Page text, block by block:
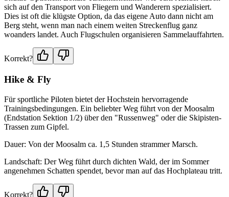
sich auf den Transport von Fliegern und Wanderern spezialisiert.
Dies ist oft die klügste Option, da das eigene Auto dann nicht am
Berg steht, wenn man nach einem weiten Streckenflug ganz
woanders landet. Auch Flugschulen organisieren Sammelauffahrten.
Korrekt?
Hike & Fly
Für sportliche Piloten bietet der Hochstein hervorragende
Trainingsbedingungen. Ein beliebter Weg führt von der Moosalm
(Endstation Sektion 1/2) über den "Russenweg" oder die Skipisten-
Trassen zum Gipfel.
Dauer: Von der Moosalm ca. 1,5 Stunden strammer Marsch.
Landschaft: Der Weg führt durch dichten Wald, der im Sommer
angenehmen Schatten spendet, bevor man auf das Hochplateau tritt.
Korrekt?